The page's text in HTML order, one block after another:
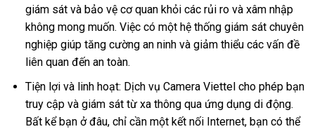
giám sát và bảo vệ cơ quan khỏi các rủi ro và xâm nhập
không mong muốn. Việc có một hệ thống giám sát chuyên
nghiệp giúp tăng cường an ninh và giảm thiểu các vấn đề
liên quan đến an toàn.
Tiện lợi và linh hoạt: Dịch vụ Camera Viettel cho phép bạn
truy cập và giám sát từ xa thông qua ứng dụng di động.
Bất kể bạn ở đâu, chỉ cần một kết nối Internet, bạn có thể